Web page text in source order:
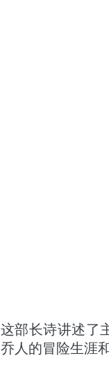
这部长诗讲述了
乔人的冒险生涯